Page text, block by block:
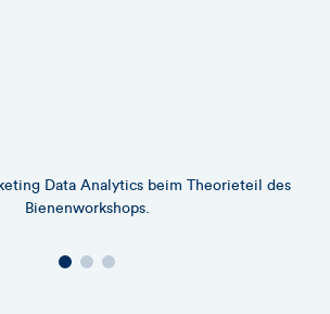
Data Analytics beim Theorieteil des
Bienenworkshops.